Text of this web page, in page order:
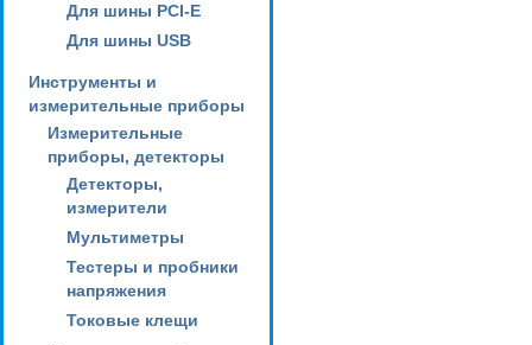
Для шины PCI-E
Для шины USB
Инструменты и
измерительные приборы
Измерительные
приборы, детекторы
Детекторы,
измерители
Мультиметры
Тестеры и пробники
напряжения
Токовые клещи